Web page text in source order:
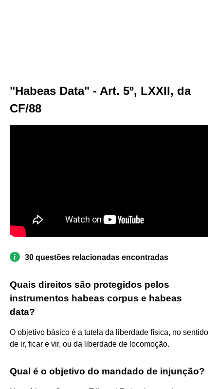
"Habeas Data" - Art. 5º, LXXII, da
CF/88
30 questões relacionadas encontradas
Quais direitos são protegidos pelos
instrumentos habeas corpus e habeas
data?
O objetivo básico é a tutela da liberdade física, no sentido
de ir, ficar e vir, ou da liberdade de locomoção.
Qual é o objetivo do mandado de injunção?